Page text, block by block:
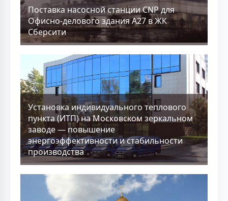
Поставка насосной станции CNP для
Офисно-делового здания А27 в ЖК
Сберсити
Установка индивидуального теплового
пункта (ИТП) на Московском зеркальном
заводе — повышение
энергоэффективности и стабильности
производства